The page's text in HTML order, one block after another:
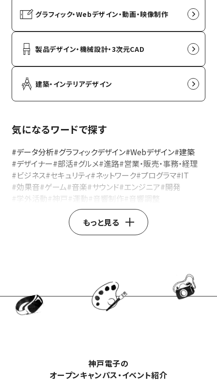
グラフィック・Webデザイン・動画・映像制作
製品デザイン・機械設計・3次元CAD
建築・インテリアデザイン
気になるワードで探す
#データ分析#グラフィックデザイン#Webデザイン#建築
#デザイナー#部活#グルメ#進路#営業・販売・事務・経理
#ビジネス#セキュリティ#ネットワーク#プログラマ#IT
#効果音#ゲーム#音楽#サウンド#エンジニア#開発
#学外活動#神戸#運動#音響制作#音響調整
#音響ディレクター#イベント音響
#レコーディングエンジニア#音響ミキサー
#ライブ音響#音響エンジニア
#ストーリーテリング
#SNS動画活用
#動画マーケティング
#YouTube動画制作
#モーショングラフィックス#映像制作
#動画クリエイター
#エンジニア職種
#技術者キャリア
#声優デビュー#声優レッスン
#声優学校#声優志望#声優
もっと見る
神戸電子の
オープンキャンパス・イベント紹介